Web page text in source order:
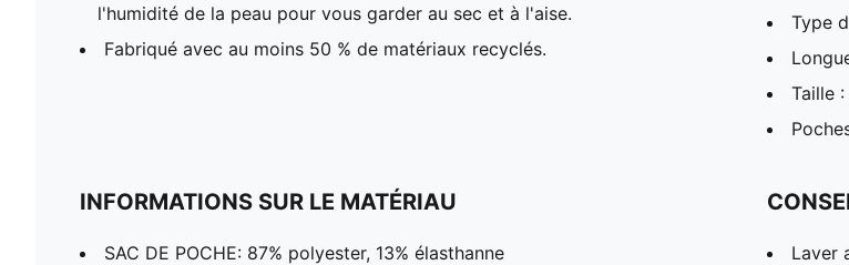
l'humidité de la peau pour vous garder au sec et à l'aise.
Fabriqué avec au moins 50 % de matériaux recyclés.
Type
Taille
INFORMATIONS SUR LE MATÉRIAU
SAC DE POCHE: 87% polyester, 13% élasthanne
Laver